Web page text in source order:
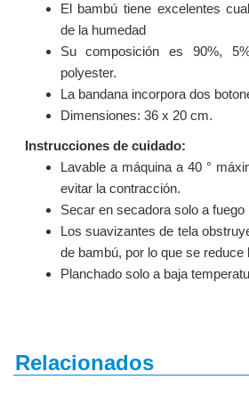
El bambú tiene excelentes
de la humedad
Su composición es 90%,
polyester.
La bandana incorpora dos
Dimensiones: 36 x 20 cm.
Instrucciones de cuidado:
Lavable a máquina a 40 °
evitar la contracción.
Secar en secadora solo a fuego
Los suavizantes de tela
de bambú, por lo que se reduce
Planchado solo a baja
Relacionados